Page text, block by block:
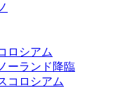
ロシアム
ノーランド降臨
コロシアム